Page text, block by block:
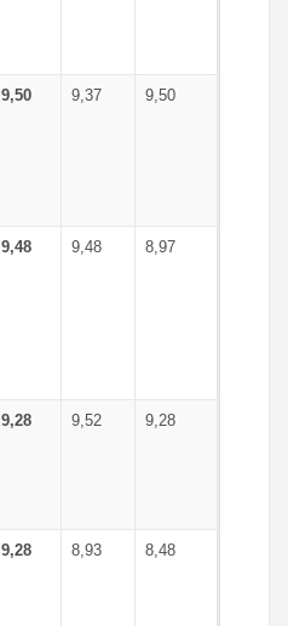
9,50 9,37 9,50
9,48 9,48 8,97
9,28 9,52 9,28
9,28 8,93 8,48